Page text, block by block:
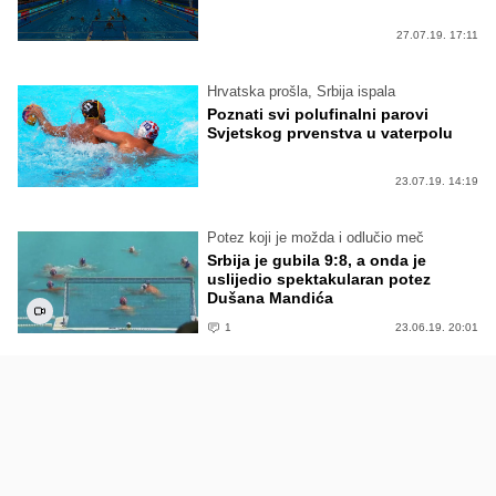
27.07.19. 17:11
Hrvatska prošla, Srbija ispala
Poznati svi polufinalni parovi
Svjetskog prvenstva u vaterpolu
23.07.19. 14:19
Potez koji je možda i odlučio meč
Srbija je gubila 9:8, a onda je
uslijedio spektakularan potez
Dušana Mandića
1 23.06.19. 20:01